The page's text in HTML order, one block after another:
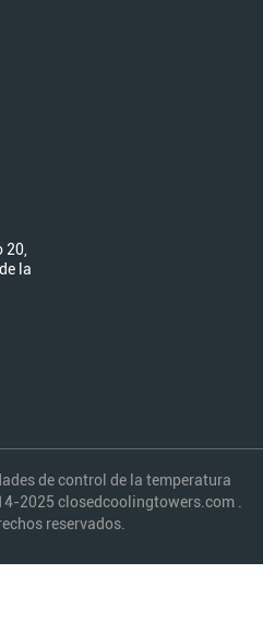
la
de control de la temperatura
2025 closedcoolingtowers.com .
reservados.